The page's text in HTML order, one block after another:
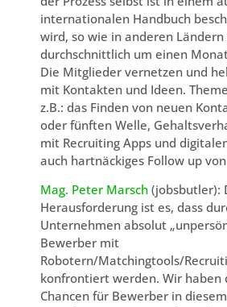
internationalen Handbuch
wird, so wie in anderen Ländern
durchschnittlich um einen
Die Mitglieder vernetzen und
mit Kontakten und Ideen.
z.B.: das Finden von neuen
oder fünften Welle,
mit Recruiting Apps und
auch hartnäckiges Follow up
Mag. Peter Marsch (jobsbutler):
Herausforderung ist es, dass
Unternehmen absolut
Bewerber mit
Robotern/Matchingtools/
konfrontiert werden. Wir haben
Chancen für Bewerber in